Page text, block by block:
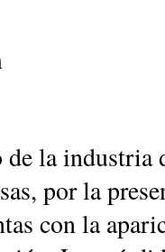
la in­dus­tria
por la
con la